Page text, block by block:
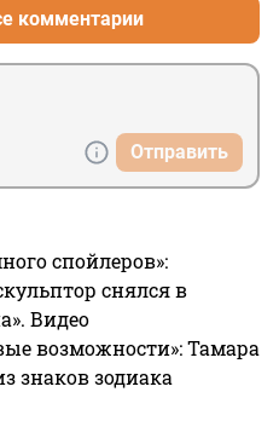
у нас холодная вода
недавно вонь исчезла.
воду,которая
фильтры.
комментарии
Отправить
спойлеров»:
снялся в
Видео
возможности»: Тамара
знаков зодиака